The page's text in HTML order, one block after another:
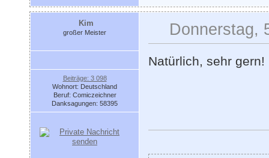
Kim
großer Meister
Beiträge: 3 098
Wohnort: Deutschland
Beruf: Comiczeichner
Danksagungen: 58395
Donnerstag,
Natürlich, sehr gern!